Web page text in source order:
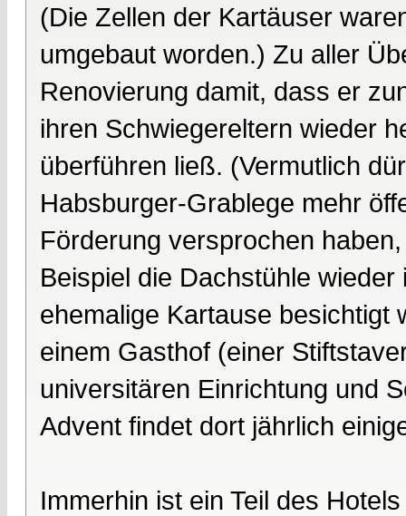
(Die Zellen der Kartäuser
umgebaut worden.) Zu aller
Renovierung damit, dass er
ihren Schwiegereltern wieder
überführen ließ. (Vermutlich
Habsburger-Grablege mehr
Förderung versprochen
Beispiel die Dachstühle
ehemalige Kartause besichtigt
einem Gasthof (einer
universitären Einrichtung und
Advent findet dort jährlich
Immerhin ist ein Teil des